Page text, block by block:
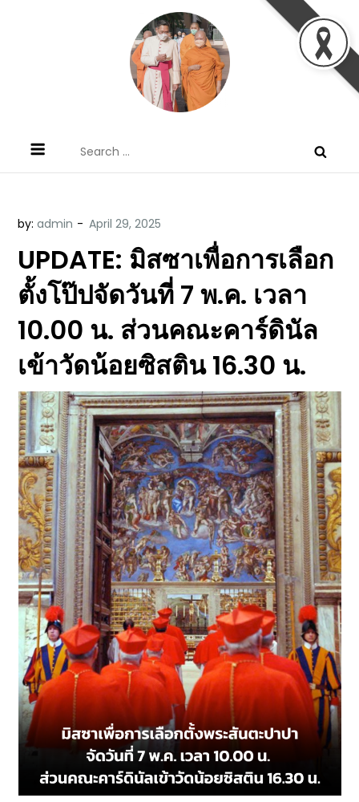
ประทานพระพรแก่พวกท่านท้งหลายเทอญ
for:
by:admin
UPDATE: มิสซาเพื่อการเลือก
ตั้งโป๊ปจัดวันที่ 7 พ.ค. เวลา
10.00 น. ส่วนคณะคาร์ดินัล
เข้าวัดน้อยซิสติน 16.30 น.